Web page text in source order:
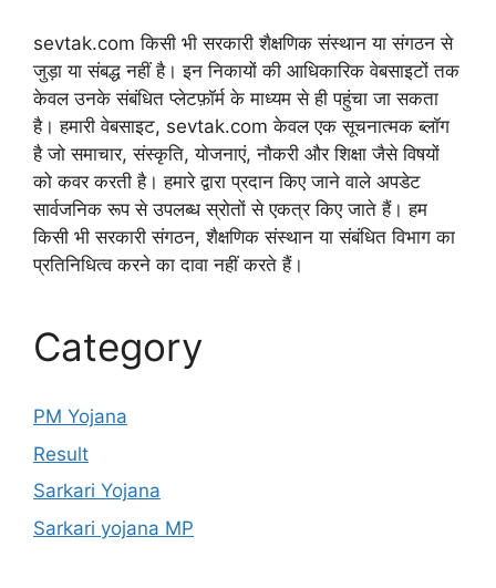
sevtak.com किसी भी सरकारी शैक्षणिक संस्थान या संगठन से
जुड़ा या संबद्ध नहीं है। इन निकायों की आधिकारिक वेबसाइटों तक
केवल उनके संबंधित प्लेटफ़ॉर्म के माध्यम से ही पहुंचा जा सकता
है। हमारी वेबसाइट, sevtak.com केवल एक सूचनात्मक ब्लॉग
है जो समाचार, संस्कृति, योजनाएं, नौकरी और शिक्षा जैसे विषयों
को कवर करती है। हमारे द्वारा प्रदान किए जाने वाले अपडेट
सार्वजनिक रूप से उपलब्ध स्रोतों से एकत्र किए जाते हैं। हम
किसी भी सरकारी संगठन, शैक्षणिक संस्थान या संबंधित विभाग का
प्रतिनिधित्व करने का दावा नहीं करते हैं।
Category
PM Yojana
Result
Sarkari Yojana
Sarkari yojana MP